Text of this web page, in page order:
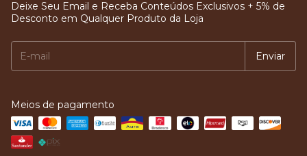
Deixe Seu Email e Receba Conteúdos Exclusivos + 5% de
Desconto em Qualquer Produto da Loja
Meios de pagamento